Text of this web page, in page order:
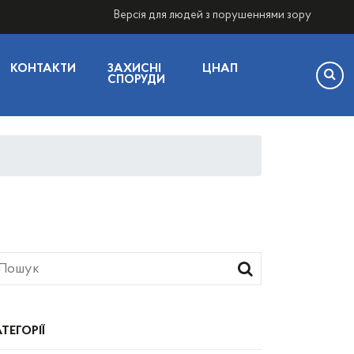
Версія для людей з порушеннями зору
КОНТАКТИ
ЗАХИСНІ
СПОРУДИ
ЦНАП